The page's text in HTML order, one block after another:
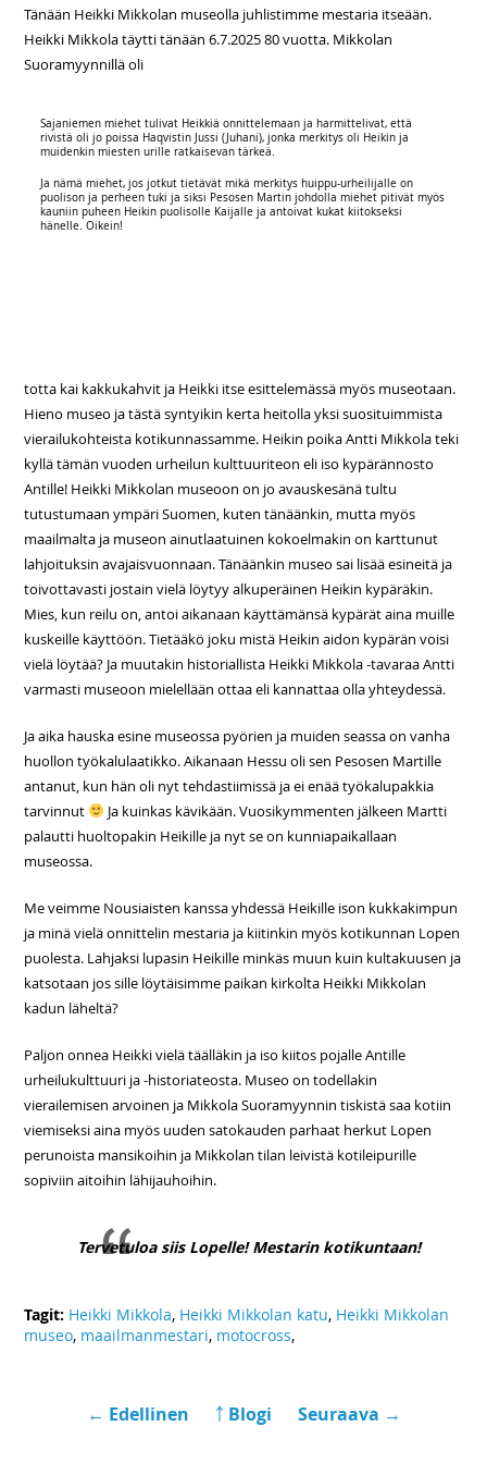
Tänään Heikki Mikkolan museolla juhlistimme mestaria itseään.
Heikki Mikkola täytti tänään 6.7.2025 80 vuotta. Mikkolan
Suoramyynnillä oli
Sajaniemen miehet tulivat Heikkiä onnittelemaan ja harmittelivat, että
rivistä oli jo poissa Haqvistin Jussi (Juhani), jonka merkitys oli Heikin ja
muidenkin miesten urille ratkaisevan tärkeä.
Ja nämä miehet, jos jotkut tietävät mikä merkitys huippu-urheilijalle on
puolison ja perheen tuki ja siksi Pesosen Martin johdolla miehet pitivät myös
kauniin puheen Heikin puolisolle Kaijalle ja antoivat kukat kiitokseksi
hänelle. Oikein!
totta kai kakkukahvit ja Heikki itse esittelemässä myös museotaan.
Hieno museo ja tästä syntyikin kerta heitolla yksi suosituimmista
vierailukohteista kotikunnassamme. Heikin poika Antti Mikkola teki
kyllä tämän vuoden urheilun kulttuuriteon eli iso kypärännosto
Antille! Heikki Mikkolan museoon on jo avauskesänä tultu
tutustumaan ympäri Suomen, kuten tänäänkin, mutta myös
maailmalta ja museon ainutlaatuinen kokoelmakin on karttunut
lahjoituksin avajaisvuonnaan. Tänäänkin museo sai lisää esineitä ja
toivottavasti jostain vielä löytyy alkuperäinen Heikin kypäräkin.
Mies, kun reilu on, antoi aikanaan käyttämänsä kypärät aina muille
kuskeille käyttöön. Tietääkö joku mistä Heikin aidon kypärän voisi
vielä löytää? Ja muutakin historiallista Heikki Mikkola -tavaraa Antti
varmasti museoon mielellään ottaa eli kannattaa olla yhteydessä.
Ja aika hauska esine museossa pyörien ja muiden seassa on vanha
huollon työkalulaatikko. Aikanaan Hessu oli sen Pesosen Martille
antanut, kun hän oli nyt tehdastiimissä ja ei enää työkalupakkia
tarvinnut
Ja kuinkas kävikään. Vuosikymmenten jälkeen Martti
palautti huoltopakin Heikille ja nyt se on kunniapaikallaan
museossa.
Me veimme Nousiaisten kanssa yhdessä Heikille ison kukkakimpun
ja minä vielä onnittelin mestaria ja kiitinkin myös kotikunnan Lopen
puolesta. Lahjaksi lupasin Heikille minkäs muun kuin kultakuusen ja
katsotaan jos sille löytäisimme paikan kirkolta Heikki Mikkolan
kadun läheltä?
Paljon onnea Heikki vielä täälläkin ja iso kiitos pojalle Antille
urheilukulttuuri ja -historiateosta. Museo on todellakin
vierailemisen arvoinen ja Mikkola Suoramyynnin tiskistä saa kotiin
viemiseksi aina myös uuden satokauden parhaat herkut Lopen
perunoista mansikoihin ja Mikkolan tilan leivistä kotileipurille
sopiviin aitoihin lähijauhoihin.
Tervetuloa siis Lopelle! Mestarin kotikuntaan!
Tagit: Heikki Mikkola, Heikki Mikkolan katu, Heikki Mikkolan
museo, maailmanmestari, motocross,
← Edellinen ￪ Blogi Seuraava →